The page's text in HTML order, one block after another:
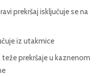
prekršaj isključuje se na
iz utakmice
prekršaje u kaznenom